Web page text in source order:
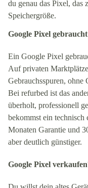
du genau das Pixel, das
Speichergröße.
Google Pixel
Ein Google Pixel
Auf privaten
Gebrauchsspuren,
Bei refurbed ist das
überholt, professionell
bekommst ein technisch
Monaten Garantie und
aber deutlich günstiger.
Google Pixel